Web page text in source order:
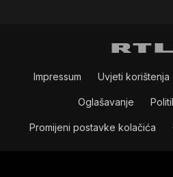
Impressum Uvjeti korištenja
Oglašavanje
Promijeni postavke kolačića